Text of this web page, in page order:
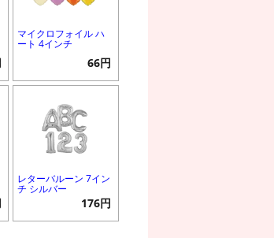
マイクロフォイル ハ
ート 4インチ
66円
レターバルーン 7イン
チ シルバー
176円